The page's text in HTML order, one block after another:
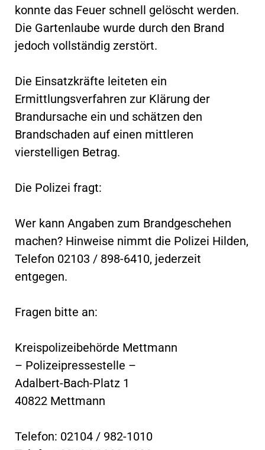
konnte das Feuer schnell gelöscht werden.
Die Gartenlaube wurde durch den Brand
jedoch vollständig zerstört.
Die Einsatzkräfte leiteten ein
Ermittlungsverfahren zur Klärung der
Brandursache ein und schätzen den
Brandschaden auf einen mittleren
vierstelligen Betrag.
Die Polizei fragt:
Wer kann Angaben zum Brandgeschehen
machen? Hinweise nimmt die Polizei Hilden,
Telefon 02103 / 898-6410, jederzeit
entgegen.
Fragen bitte an:
Kreispolizeibehörde Mettmann
– Polizeipressestelle –
Adalbert-Bach-Platz 1
40822 Mettmann
Telefon: 02104 / 982-1010